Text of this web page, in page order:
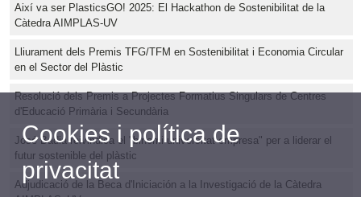
Així va ser PlasticsGO! 2025: El Hackathon de Sostenibilitat de la
Càtedra AIMPLAS-UV
Lliurament dels Premis TFG/TFM en Sostenibilitat i Economia Circular
en el Sector del Plàstic
Resolució dels Premis a Projectes Formatius Singulars de Centres
d'Educació Primària i Secundària
José Badia reivindica el "binomi universitat-empresa" per a liderar el
futur sostenible del plàstic
Adjudicació de la Beca d'Iniciación a la Investigació de la Càtedra
Cookies i política de
privacitat